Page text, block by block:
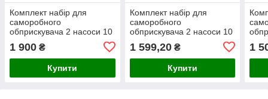
Комплект набір для
саморобного
обприскувача 2 насоси 10
форсунок акумулятор 12
В 8 Аг
1 900 ₴
Купити
Комплект набір для
саморобного
обприскувача 2 насоси 10
форсунок акумулятор 12
В 8 Аг (2)
1 599,20₴
Купити
В 8
1